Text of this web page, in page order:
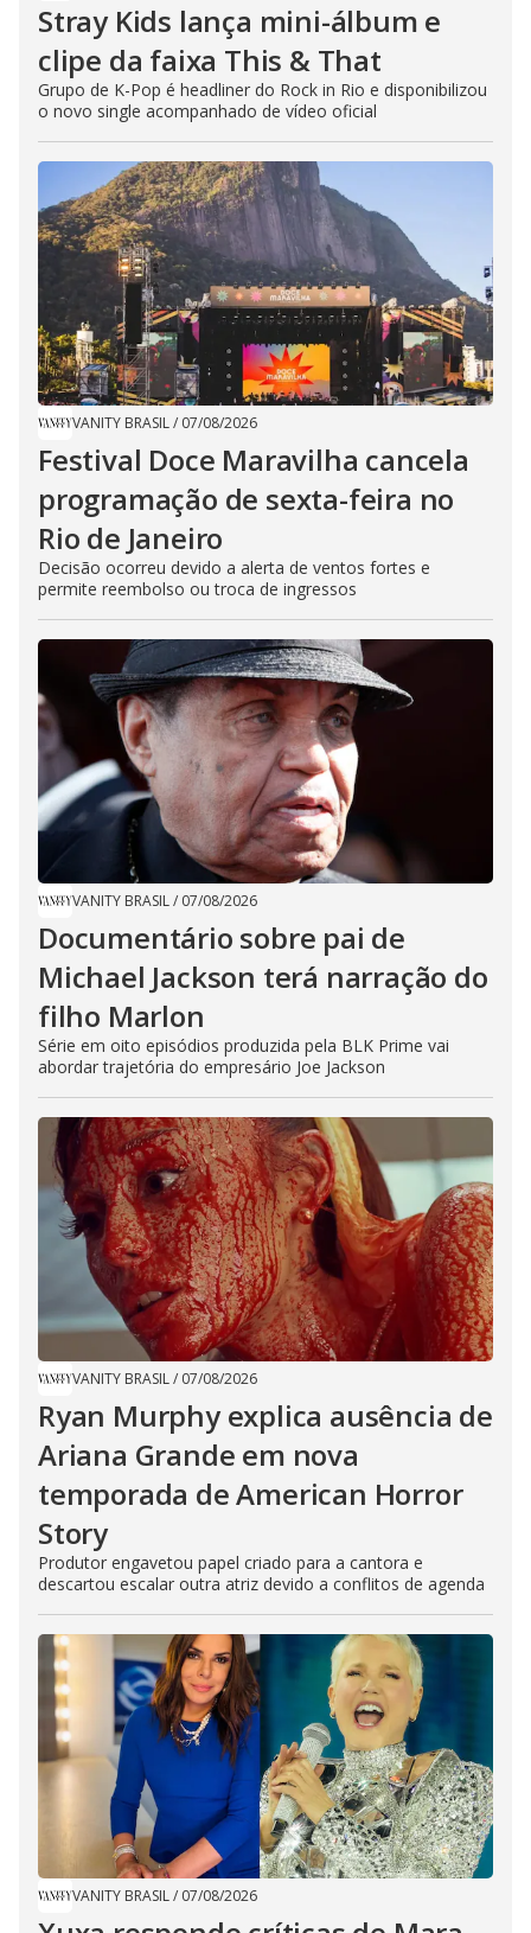
Stray Kids lança mini-álbum e
clipe da faixa This & That
Grupo de K-Pop é headliner do Rock in Rio e disponibilizou
o novo single acompanhado de vídeo oficial
VANITY BRASIL/ 07/08/2026
Festival Doce Maravilha cancela
programação de sexta-feira no
Rio de Janeiro
Decisão ocorreu devido a alerta de ventos fortes e
permite reembolso ou troca de ingressos
VANITY BRASIL/ 07/08/2026
Documentário sobre pai de
Michael Jackson terá narração do
filho Marlon
Série em oito episódios produzida pela BLK Prime vai
abordar trajetória do empresário Joe Jackson
VANITY BRASIL/ 07/08/2026
Ryan Murphy explica ausência de
Ariana Grande em nova
temporada de American Horror
Story
Produtor engavetou papel criado para a cantora e
descartou escalar outra atriz devido a conflitos de agenda
VANITY BRASIL/ 07/08/2026